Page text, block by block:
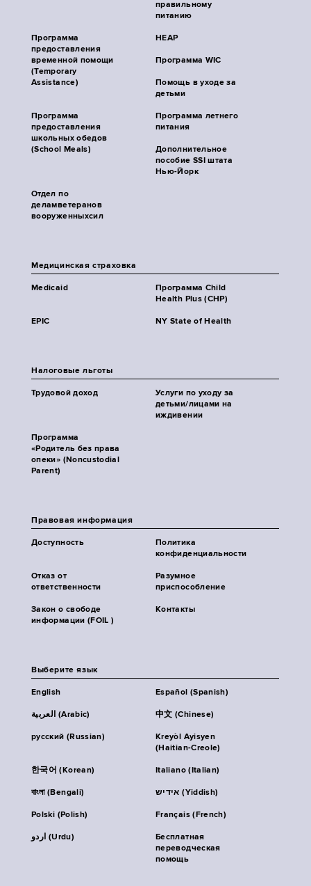
правильному
питанию
Программа
предоставления
временной помощи
(Temporary
Assistance)
HEAP
Программа WIC
Помощь в уходе за
детьми
Программа
предоставления
школьных обедов
(School Meals)
Программа летнего
питания
Дополнительное
пособие SSI штата
Нью-Йорк
Отдел по
деламветеранов
вооруженныхсил
Медицинская страховка
Medicaid
Программа Child
Health Plus (CHP)
EPIC NY State of Health
Налоговые льготы
Трудовой доход
Услуги по уходу за
детьми/лицами на
иждивении
Программа
«Родитель без права
опеки» (Noncustodial
Parent)
Правовая информация
Доступность
Политика
конфиденциальности
Отказ от
ответственности
Разумное
приспособление
Закон о свободе
информации (FOIL )
Контакты
Выберите язык
English Español (Spanish)
العربية (Arabic) 中文 (Chinese)
русский (Russian)
Kreyòl Ayisyen
(Haitian-Creole)
한국어 (Korean) Italiano (Italian)
বাংলা (Bengali) אידיש (Yiddish)
Polski (Polish) Français (French)
اردو (Urdu)
Бесплатная
переводческая
помощь